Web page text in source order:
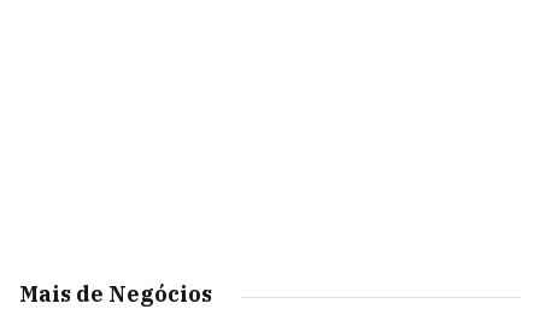
Mais de Negócios